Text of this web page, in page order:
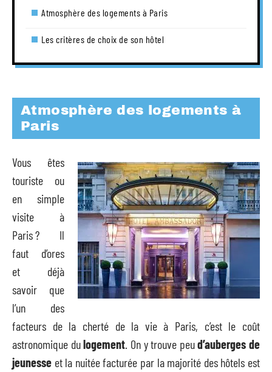
Atmosphère des logements à Paris
Les critères de choix de son hôtel
Atmosphère des logements à
Paris
Vous êtes
touriste ou
en simple
visite à
Paris ? Il
faut d’ores
et déjà
savoir que
l’un des
facteurs de la cherté de la vie à Paris, c’est le coût
astronomique dulogement . On y trouve peud’auberges de
jeunesse et la nuitée facturée par la majorité des hôtels est